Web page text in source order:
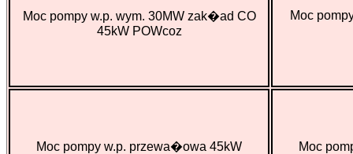
Moc pompy w.p. wym. 30MW zak�ad CO
45kW POWcoz
Moc
Moc pompy w.p. przewa�owa 45kW
Moc